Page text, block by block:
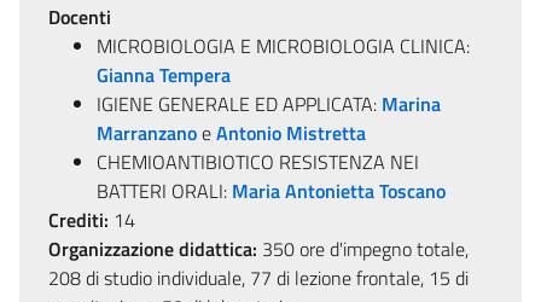
Docenti
MICROBIOLOGIA E MICROBIOLOGIA CLINICA:
Gianna Tempera
IGIENE GENERALE ED APPLICATA: Marina
MarranzanoeAntonio Mistretta
CHEMIOANTIBIOTICO RESISTENZA NEI
BATTERI ORALI: Maria Antonietta Toscano
Crediti: 14
Organizzazione didattica: 350 ore d'impegno totale,
208 di studio individuale, 77 di lezione frontale, 15 di